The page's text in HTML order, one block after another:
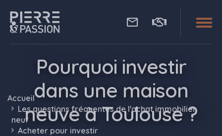
Pourquoi investir
dans une maison
neuve à Toulouse ?
Accueil
Les questions fréquentes de l'achat immobilier
neuf
Acheter pour investir